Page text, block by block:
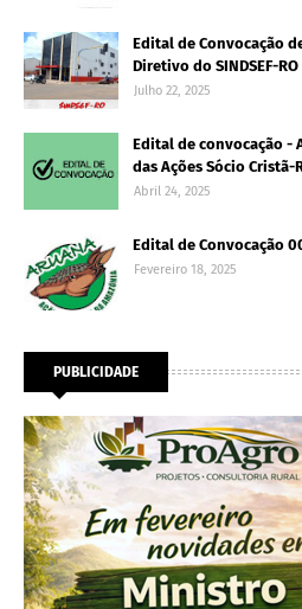
Edital de Convocação
Diretivo do SINDSEF-
Julho 22, 2025
Edital de convocação -
das Ações Sócio Cristã-
Abril 24, 2025
Edital de Convocação
Fevereiro 18, 2025
PUBLICIDADE